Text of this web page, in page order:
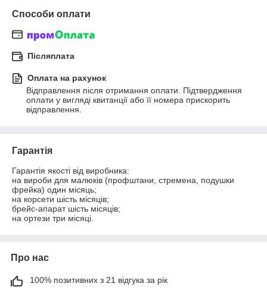
Способи оплати
Післяплата
Оплата на рахунок
Відправлення після отримання оплати. Підтвердження
оплати у вигляді квитанції або її номера прискорить
відправлення.
Гарантія
Гарантія якості від виробника:
на вироби для малюків (профштани, стремена, подушки
фрейка) один місяць;
на корсети шість місяців;
брейс-апарат шість місяців;
на ортези три місяці.
Про нас
100% позитивних з 21 відгука за рік